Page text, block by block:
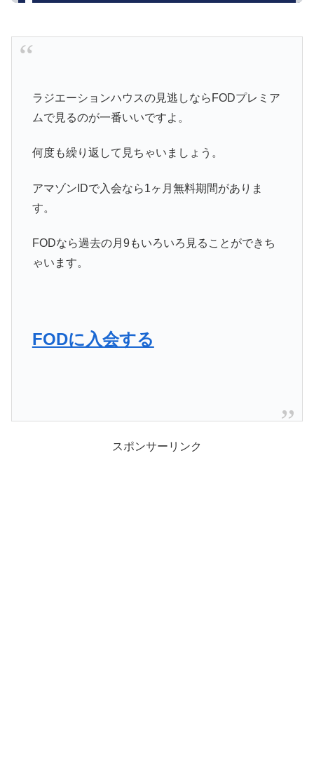
ラジエーションハウスの見逃しならFODプレミア
ムで見るのが一番いいですよ。
何度も繰り返して見ちゃいましょう。
アマゾンIDで入会なら1ヶ月無料期間がありま
す。
FODなら過去の月9もいろいろ見ることができち
ゃいます。
FODに入会する
スポンサーリンク